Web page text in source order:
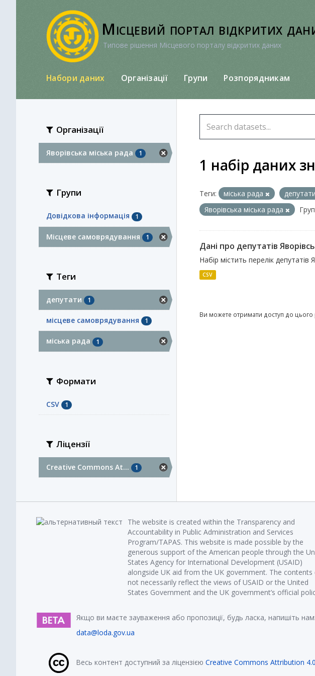
Місцевий портал відкритих
Типове рішення Місцевого порталу відкритих даних
Набори даних Організації Групи Розпорядникам
Організації
Яворівська міська рада 1
Групи
Довідкова інформація 1
Місцеве самоврядування 1
Теги
депутати 1
місцеве самоврядування 1
міська рада 1
Формати
CSV 1
Ліцензії
Creative Commons At... 1
1 набір даних
Теги: міська рада депутати
Яворівська міська рада
Дані про депутатів
Набір містить перелік депутатів
CSV
Ви можете отримати доступ до цього
The website is created within the Transparency and
Accountability in Public Administration and Services
Program/TAPAS. This website is made possible by the
generous support of the American people through the
States Agency for International Development (USAID)
alongside UK aid from the UK government. The contents
not necessarily reflect the views of USAID or the United
States Government and the UK government’s official
Якщо ви маєте зауваження або пропозиції, будь ласка, напишіть нам:
data@loda.gov.ua
Весь контент доступний за ліцензією Creative Commons Attribution